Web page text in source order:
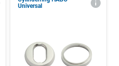
Universal